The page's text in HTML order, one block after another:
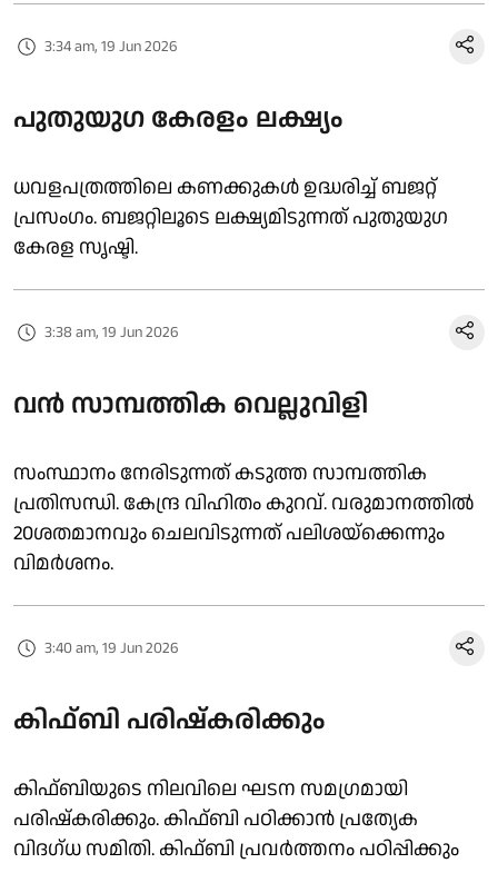
3:34 am, 19 Jun 2026
പുതുയുഗ കേരളം ലക്ഷ്യം
ധവളപത്രത്തിലെ കണക്കുകൾ ഉദ്ധരിച്ച് ബജറ്റ്
പ്രസംഗം. ബജറ്റിലൂടെ ലക്ഷ്യമിടുന്നത് പുതുയുഗ
കേരള സൃഷ്ടി.
3:38 am, 19 Jun 2026
വൻ സാമ്പത്തിക വെല്ലുവിളി
സംസ്ഥാനം നേരിടുന്നത് കടുത്ത സാമ്പത്തിക
പ്രതിസന്ധി. കേന്ദ്ര വിഹിതം കുറവ്. വരുമാനത്തിൽ
20ശതമാനവും ചെലവിടുന്നത് പലിശയ്ക്കെന്നും
വിമർശനം.
3:40 am, 19 Jun 2026
കിഫ്ബി പരിഷ്കരിക്കും
കിഫ്ബിയുടെ നിലവിലെ ഘടന സമഗ്രമായി
പരിഷ്കരിക്കും. കിഫ്ബി പഠിക്കാൻ പ്രത്യേക
വിദഗ്ധ സമിതി. കിഫ്ബി പ്രവർത്തനം പഠിപ്പിക്കും